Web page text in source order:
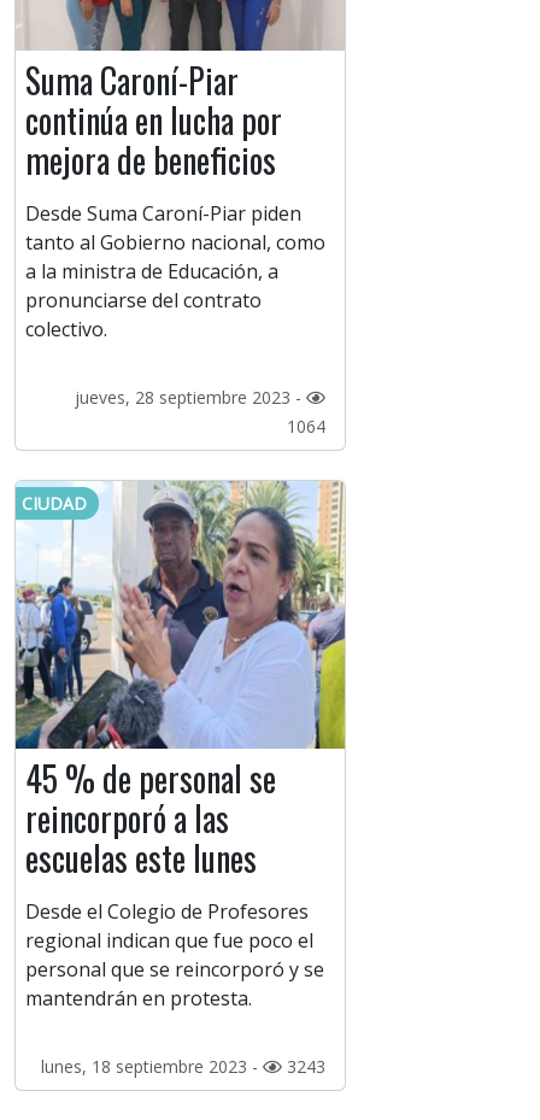
Suma Caroní-Piar
continúa en lucha por
mejora de beneficios
Desde Suma Caroní-Piar piden
tanto al Gobierno nacional, como
a la ministra de Educación, a
pronunciarse del contrato
colectivo.
jueves, 28 septiembre 2023 -
1064
CIUDAD
45 % de personal se
reincorporó a las
escuelas este lunes
Desde el Colegio de Profesores
regional indican que fue poco el
personal que se reincorporó y se
mantendrán en protesta.
lunes, 18 septiembre 2023 - 3243